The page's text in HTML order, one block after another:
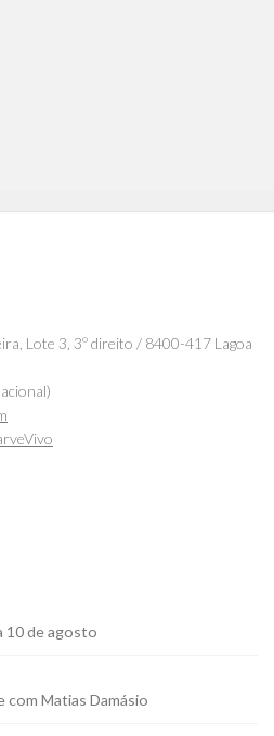
Lote 3, 3º direito / 8400-417 Lagoa
10 de agosto
com Matias Damásio